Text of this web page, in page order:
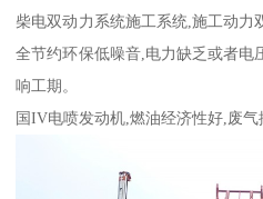
柴电双动力系统施工系统,施工动力
全节约环保低噪音,电力缺乏或者电
响工期。
国IV电喷发动机,燃油经济性好,废气